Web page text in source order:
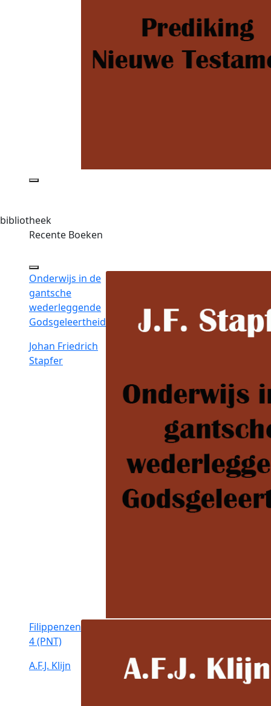
bibliotheek
Recente Boeken
Onderwijs in de
gantsche
wederleggende
Godsgeleertheid
Johan Friedrich
Stapfer
Filippenzen
4 (PNT)
A.F.J. Klijn